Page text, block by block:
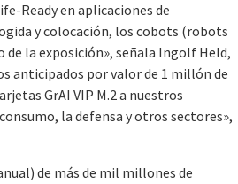
Ready en aplicaciones de
y colocación, los cobots (robots
la exposición», señala Ingolf Held,
anticipados por valor de 1 millón de
GrAI VIP M.2 a nuestros
la defensa y otros sectores»,
de más de mil millones de